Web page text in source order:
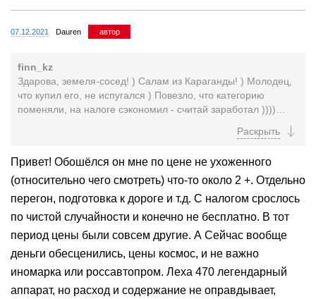
07.12.2021 Dauren автор
finn_kz
Здарова, земеля-сосед! ) Салам из Караганды! ) Молодец,
что купил его, не испугался ) Повезло, что категорию
поменяли, на налоге сэкономил - считай заработал ))))
Привет! Обошёлся он мне по цене не ухоженного
(относительно чего смотреть) что-то около 2 +. Отдельно
перегон, подготовка к дороге и т.д. С налогом срослось
по чистой случайности и конечно не бесплатно. В тот
период цены были совсем другие. А Сейчас вообще
деньги обесценились, цены космос, и не важно
иномарка или россавтопром. Леха 470 легендарный
аппарат, но расход и содержание не оправдывает,